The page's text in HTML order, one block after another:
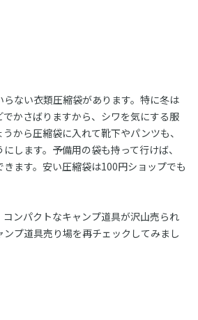
ない衣類圧縮袋があります。特に冬は
かさばりますから、シワを気にする服
から圧縮袋に入れて靴下やパンツも、
します。予備用の袋も持って行けば、
ます。安い圧縮袋は100円ショップでも
ンパクトなキャンプ道具が沢山売られ
プ道具売り場を再チェックしてみまし